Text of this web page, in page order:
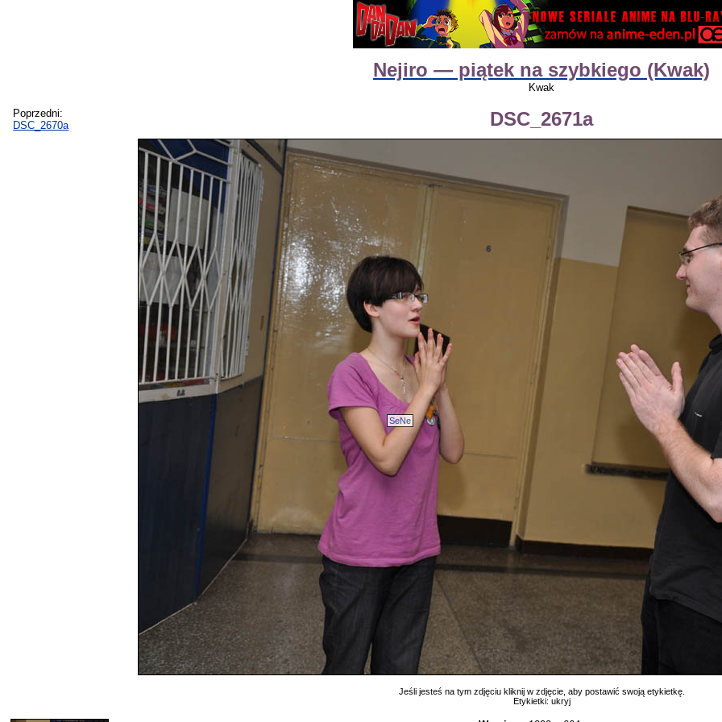
Nejiro — piątek na szybkiego (Kwak)
Kwak
Poprzedni:
DSC_2670a
DSC_2671a
SeNe
Jeśli jesteś na tym zdjęciu kliknij w zdjęcie, aby postawić swoją etykietkę.
Etykietki: ukryj